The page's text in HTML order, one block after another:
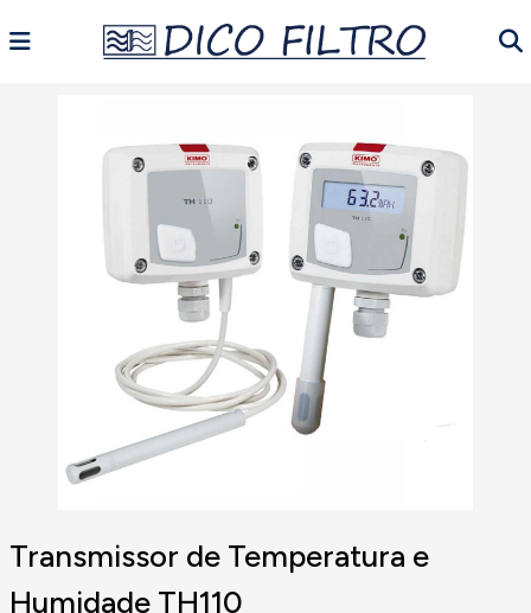
Transmissor de Temperatura e
Humidade TH110